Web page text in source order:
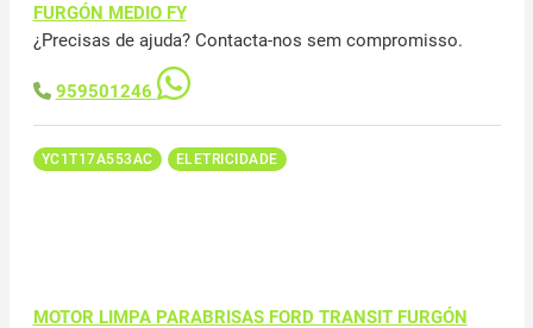
FURGÓN MEDIO FY
¿Precisas de ajuda? Contacta-nos sem compromisso.
959501246
YC1T17A553AC ELETRICIDADE
MOTOR LIMPA PARABRISAS FORD TRANSIT FURGÓN